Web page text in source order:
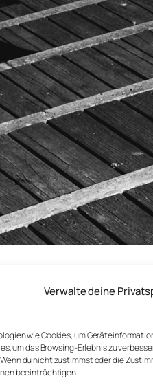
Verwalte deine
wie Cookies, um
um das Browsing-Erlebnis zu
du nicht zustimmst oder die
beeinträchtigen.
für
und dafür